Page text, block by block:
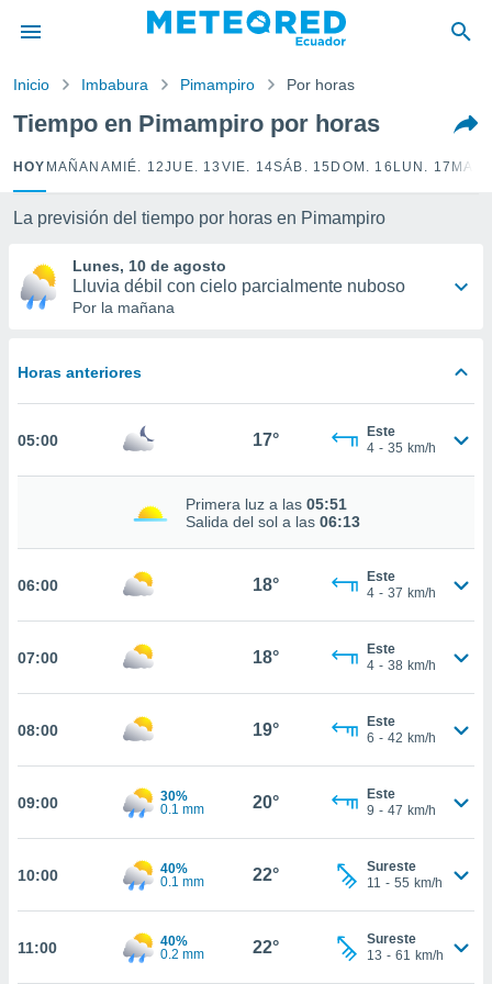
ha
por
la
que se
calidad.
las
la
ya sean
nuestros
como
CONFIGURACIÓN
Inicio Imbabura Pimampiro Por horas
Tiempo en Pimampiro por horas
HOY MAÑANA MIÉ. 12JUE. 13 VIE. 14SÁB. 15 DOM. 16 LUN. 17
La previsión del tiempo por horas en Pimampiro
Lunes, 10 de agosto
Lluvia débil con cielo parcialmente nuboso
Por la mañana
Horas anteriores
05:00 17°
Este
4 - 35 km/h
Primera luz a las 05:51
Salida del sol a las 06:13
06:00 18°
Este
4 - 37 km/h
07:00 18°
Este
4 - 38 km/h
08:00 19°
Este
6 - 42 km/h
09:00
30%
0.1 mm
20°
Este
9 - 47 km/h
10:00
40%
0.1 mm
22°
Sureste
11 - 55 km/h
11:00
40%
0.2 mm
22°
Sureste
13 - 61 km/h